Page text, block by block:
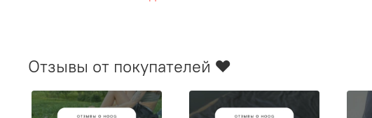
Отзывы от покупателей ❤️